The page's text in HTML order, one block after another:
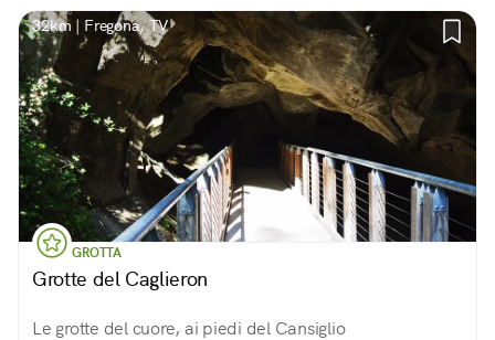
32km | Fregona, TV
GROTTA
Grotte del Caglieron
Le grotte del cuore, ai piedi del Cansiglio